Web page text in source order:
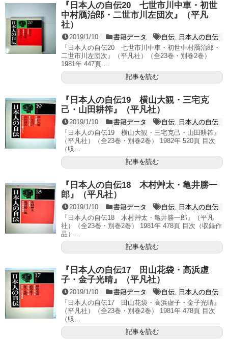
『日本人の自伝20 七世市川中車・初世
中村鴈治郎・二世市川左団次』（平凡
社）
2019/1/10 書籍データ 自伝, 日本人の自伝
『日本人の自伝20 七世市川中車・初世中村鴈治郎・
二世市川左団次』（平凡社）（全23巻・別巻2巻）
1981年 447頁 ...
記事を読む
『日本人の自伝19 横山大観・三宅克
己・山田耕筰』（平凡社）
2019/1/10 書籍データ 自伝, 日本人の自伝
『日本人の自伝19 横山大観・三宅克己・山田耕筰』
（平凡社）（全23巻・別巻2巻） 1982年 520頁 目次
（収...
記事を読む
『日本人の自伝18 木村艸太・亀井勝一
郎』（平凡社）
2019/1/10 書籍データ 自伝, 日本人の自伝
『日本人の自伝18 木村艸太・亀井勝一郎』（平凡
社）（全23巻・別巻2巻） 1981年 478頁 目次（収録作
品）...
記事を読む
『日本人の自伝17 田山花袋・高浜虚
子・金子光晴』（平凡社）
2019/1/10 書籍データ 自伝, 日本人の自伝
『日本人の自伝17 田山花袋・高浜虚子・金子光晴』
（平凡社）（全23巻・別巻2巻） 1981年 478頁 目次
（収...
記事を読む